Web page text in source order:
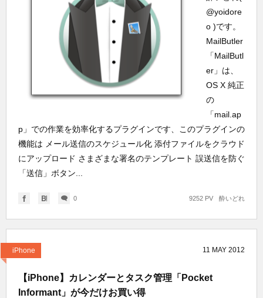
@yoidore
o )です。
MailButler
「MailButl
er」は、
OS X 純正
の
「mail.ap
p」での作業を効率化するプラグインです、このプラグインの
機能は メール送信のスケジュール化 添付ファイルをクラウド
にアップロード さまざまな署名のテンプレート 誤送信を防ぐ
「送信」ボタン...
0 酔いどれ
9252 PV
iPhone 11 MAY 2012
【iPhone】カレンダーとタスク管理「Pocket
Informant」が今だけお買い得